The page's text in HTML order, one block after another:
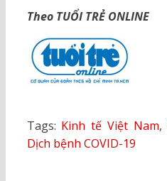
Theo TUỔI TRẺ ONLINE
Tags: Kinh tế Việt Nam,
Dịch bệnh COVID-19